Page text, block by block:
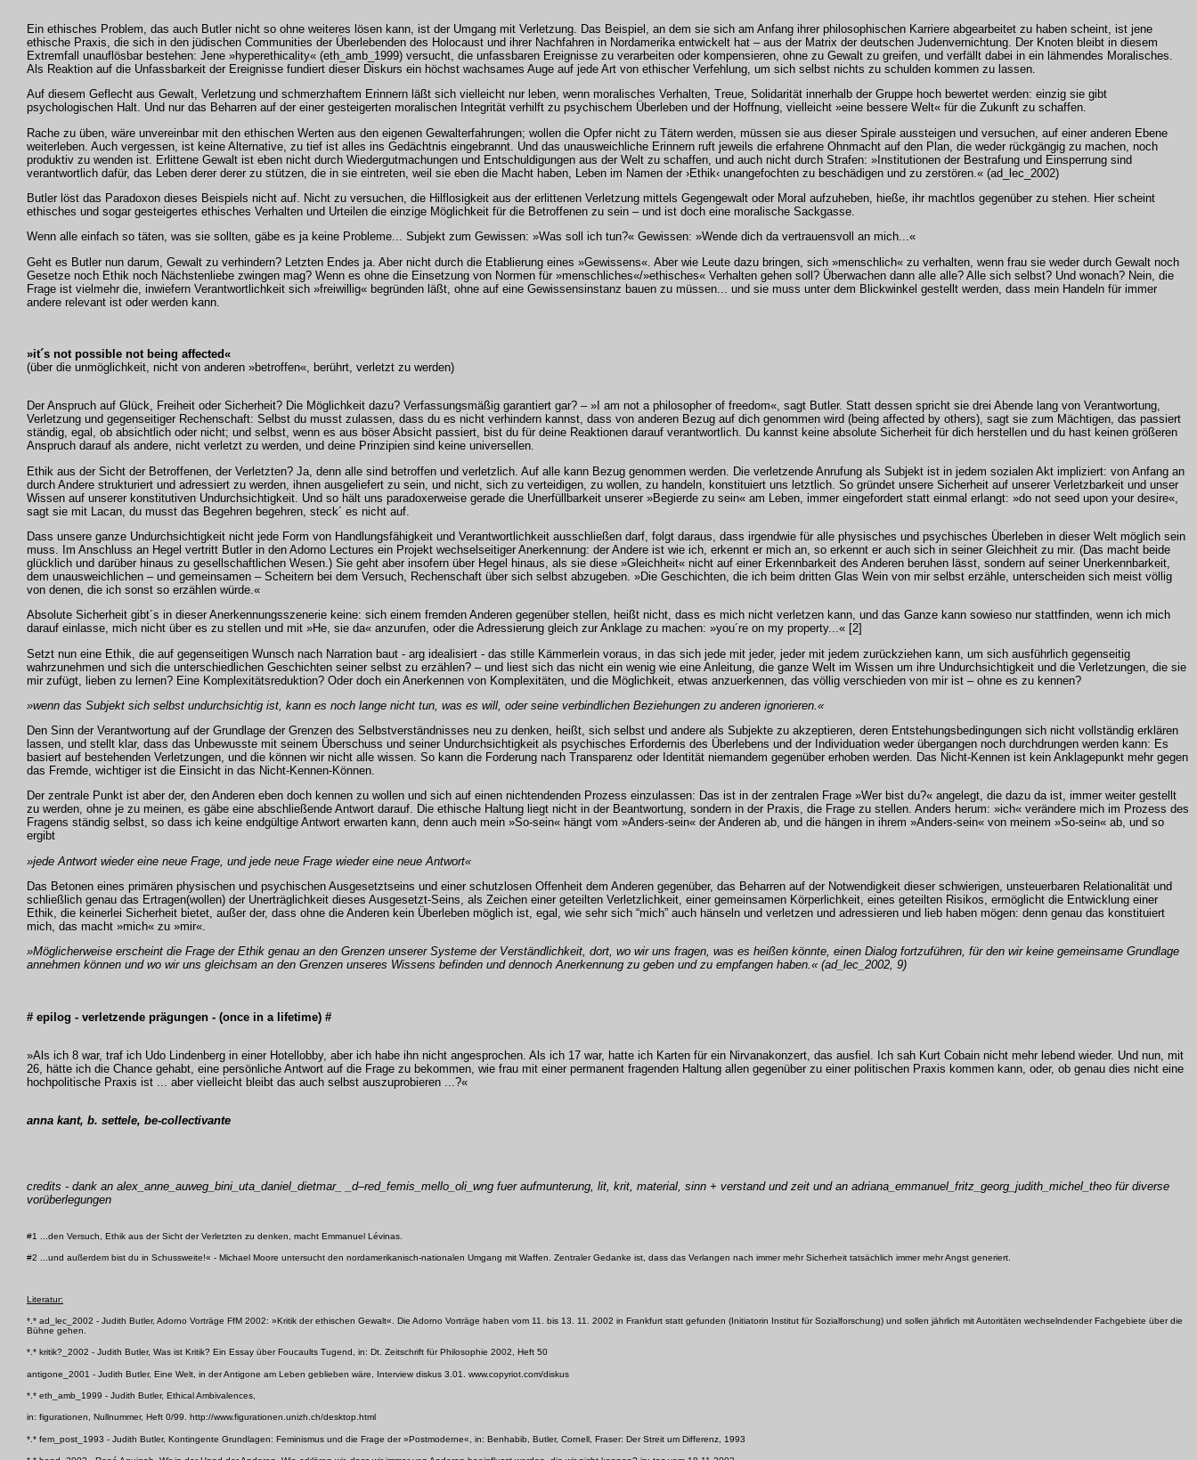
Ein ethisches Problem, das auch Butler nicht so ohne weiteres lösen kann, ist der Umgang mit Verletzung. Das Beispiel, an dem sie sich am Anfang ihrer philosophischen Karriere abgearbeitet zu haben scheint, ist jene
ethische Praxis, die sich in den jüdischen Communities der Überlebenden des Holocaust und ihrer Nachfahren in Nordamerika entwickelt hat – aus der Matrix der deutschen Judenvernichtung. Der Knoten bleibt in diesem
Extremfall unauflösbar bestehen: Jene »hyperethicality« (eth_amb_1999) versucht, die unfassbaren Ereignisse zu verarbeiten oder kompensieren, ohne zu Gewalt zu greifen, und verfällt dabei in ein lähmendes Moralisches.
Als Reaktion auf die Unfassbarkeit der Ereignisse fundiert dieser Diskurs ein höchst wachsames Auge auf jede Art von ethischer Verfehlung, um sich selbst nichts zu schulden kommen zu lassen.
Auf diesem Geflecht aus Gewalt, Verletzung und schmerzhaftem Erinnern läßt sich vielleicht nur leben, wenn moralisches Verhalten, Treue, Solidarität innerhalb der Gruppe hoch bewertet werden: einzig sie gibt
psychologischen Halt. Und nur das Beharren auf der einer gesteigerten moralischen Integrität verhilft zu psychischem Überleben und der Hoffnung, vielleicht »eine bessere Welt« für die Zukunft zu schaffen.
Rache zu üben, wäre unvereinbar mit den ethischen Werten aus den eigenen Gewalterfahrungen; wollen die Opfer nicht zu Tätern werden, müssen sie aus dieser Spirale aussteigen und versuchen, auf einer anderen Ebene
weiterleben. Auch vergessen, ist keine Alternative, zu tief ist alles ins Gedächtnis eingebrannt. Und das unausweichliche Erinnern ruft jeweils die erfahrene Ohnmacht auf den Plan, die weder rückgängig zu machen, noch
produktiv zu wenden ist. Erlittene Gewalt ist eben nicht durch Wiedergutmachungen und Entschuldigungen aus der Welt zu schaffen, und auch nicht durch Strafen: »Institutionen der Bestrafung und Einsperrung sind
verantwortlich dafür, das Leben derer derer zu stützen, die in sie eintreten, weil sie eben die Macht haben, Leben im Namen der ›Ethik‹ unangefochten zu beschädigen und zu zerstören.« (ad_lec_2002)
Butler löst das Paradoxon dieses Beispiels nicht auf. Nicht zu versuchen, die Hilflosigkeit aus der erlittenen Verletzung mittels Gegengewalt oder Moral aufzuheben, hieße, ihr machtlos gegenüber zu stehen. Hier scheint
ethisches und sogar gesteigertes ethisches Verhalten und Urteilen die einzige Möglichkeit für die Betroffenen zu sein – und ist doch eine moralische Sackgasse.
Wenn alle einfach so täten, was sie sollten, gäbe es ja keine Probleme... Subjekt zum Gewissen: »Was soll ich tun?« Gewissen: »Wende dich da vertrauensvoll an mich...«
Geht es Butler nun darum, Gewalt zu verhindern? Letzten Endes ja. Aber nicht durch die Etablierung eines »Gewissens«. Aber wie Leute dazu bringen, sich »menschlich« zu verhalten, wenn frau sie weder durch Gewalt noch
Gesetze noch Ethik noch Nächstenliebe zwingen mag? Wenn es ohne die Einsetzung von Normen für »menschliches«/»ethisches« Verhalten gehen soll? Überwachen dann alle alle? Alle sich selbst? Und wonach? Nein, die
Frage ist vielmehr die, inwiefern Verantwortlichkeit sich »freiwillig« begründen läßt, ohne auf eine Gewissensinstanz bauen zu müssen... und sie muss unter dem Blickwinkel gestellt werden, dass mein Handeln für immer
andere relevant ist oder werden kann.
»it´s not possible not being affected«
(über die unmöglichkeit, nicht von anderen »betroffen«, berührt, verletzt zu werden)
Der Anspruch auf Glück, Freiheit oder Sicherheit? Die Möglichkeit dazu? Verfassungsmäßig garantiert gar? – »I am not a philosopher of freedom«, sagt Butler. Statt dessen spricht sie drei Abende lang von Verantwortung,
Verletzung und gegenseitiger Rechenschaft: Selbst du musst zulassen, dass du es nicht verhindern kannst, dass von anderen Bezug auf dich genommen wird (being affected by others), sagt sie zum Mächtigen, das passiert
ständig, egal, ob absichtlich oder nicht; und selbst, wenn es aus böser Absicht passiert, bist du für deine Reaktionen darauf verantwortlich. Du kannst keine absolute Sicherheit für dich herstellen und du hast keinen größeren
Anspruch darauf als andere, nicht verletzt zu werden, und deine Prinzipien sind keine universellen.
Ethik aus der Sicht der Betroffenen, der Verletzten? Ja, denn alle sind betroffen und verletzlich. Auf alle kann Bezug genommen werden. Die verletzende Anrufung als Subjekt ist in jedem sozialen Akt impliziert: von Anfang an
durch Andere strukturiert und adressiert zu werden, ihnen ausgeliefert zu sein, und nicht, sich zu verteidigen, zu wollen, zu handeln, konstituiert uns letztlich. So gründet unsere Sicherheit auf unserer Verletzbarkeit und unser
Wissen auf unserer konstitutiven Undurchsichtigkeit. Und so hält uns paradoxerweise gerade die Unerfüllbarkeit unserer »Begierde zu sein« am Leben, immer eingefordert statt einmal erlangt: »do not seed upon your desire«,
sagt sie mit Lacan, du musst das Begehren begehren, steck´ es nicht auf.
Dass unsere ganze Undurchsichtigkeit nicht jede Form von Handlungsfähigkeit und Verantwortlichkeit ausschließen darf, folgt daraus, dass irgendwie für alle physisches und psychisches Überleben in dieser Welt möglich sein
muss. Im Anschluss an Hegel vertritt Butler in den Adorno Lectures ein Projekt wechselseitiger Anerkennung: der Andere ist wie ich, erkennt er mich an, so erkennt er auch sich in seiner Gleichheit zu mir. (Das macht beide
glücklich und darüber hinaus zu gesellschaftlichen Wesen.) Sie geht aber insofern über Hegel hinaus, als sie diese »Gleichheit« nicht auf einer Erkennbarkeit des Anderen beruhen lässt, sondern auf seiner Unerkennbarkeit,
dem unausweichlichen – und gemeinsamen – Scheitern bei dem Versuch, Rechenschaft über sich selbst abzugeben. »Die Geschichten, die ich beim dritten Glas Wein von mir selbst erzähle, unterscheiden sich meist völlig
von denen, die ich sonst so erzählen würde.«
Absolute Sicherheit gibt´s in dieser Anerkennungsszenerie keine: sich einem fremden Anderen gegenüber stellen, heißt nicht, dass es mich nicht verletzen kann, und das Ganze kann sowieso nur stattfinden, wenn ich mich
darauf einlasse, mich nicht über es zu stellen und mit »He, sie da« anzurufen, oder die Adressierung gleich zur Anklage zu machen: »you´re on my property...« [2]
Setzt nun eine Ethik, die auf gegenseitigen Wunsch nach Narration baut - arg idealisiert - das stille Kämmerlein voraus, in das sich jede mit jeder, jeder mit jedem zurückziehen kann, um sich ausführlich gegenseitig
wahrzunehmen und sich die unterschiedlichen Geschichten seiner selbst zu erzählen? – und liest sich das nicht ein wenig wie eine Anleitung, die ganze Welt im Wissen um ihre Undurchsichtigkeit und die Verletzungen, die sie
mir zufügt, lieben zu lernen? Eine Komplexitätsreduktion? Oder doch ein Anerkennen von Komplexitäten, und die Möglichkeit, etwas anzuerkennen, das völlig verschieden von mir ist – ohne es zu kennen?
»wenn das Subjekt sich selbst undurchsichtig ist, kann es noch lange nicht tun, was es will, oder seine verbindlichen Beziehungen zu anderen ignorieren.«
Den Sinn der Verantwortung auf der Grundlage der Grenzen des Selbstverständnisses neu zu denken, heißt, sich selbst und andere als Subjekte zu akzeptieren, deren Entstehungsbedingungen sich nicht vollständig erklären
lassen, und stellt klar, dass das Unbewusste mit seinem Überschuss und seiner Undurchsichtigkeit als psychisches Erfordernis des Überlebens und der Individuation weder übergangen noch durchdrungen werden kann: Es
basiert auf bestehenden Verletzungen, und die können wir nicht alle wissen. So kann die Forderung nach Transparenz oder Identität niemandem gegenüber erhoben werden. Das Nicht-Kennen ist kein Anklagepunkt mehr gegen
das Fremde, wichtiger ist die Einsicht in das Nicht-Kennen-Können.
Der zentrale Punkt ist aber der, den Anderen eben doch kennen zu wollen und sich auf einen nichtendenden Prozess einzulassen: Das ist in der zentralen Frage »Wer bist du?« angelegt, die dazu da ist, immer weiter gestellt
zu werden, ohne je zu meinen, es gäbe eine abschließende Antwort darauf. Die ethische Haltung liegt nicht in der Beantwortung, sondern in der Praxis, die Frage zu stellen. Anders herum: »ich« verändere mich im Prozess des
Fragens ständig selbst, so dass ich keine endgültige Antwort erwarten kann, denn auch mein »So-sein« hängt vom »Anders-sein« der Anderen ab, und die hängen in ihrem »Anders-sein« von meinem »So-sein« ab, und so
ergibt
»jede Antwort wieder eine neue Frage, und jede neue Frage wieder eine neue Antwort«
Das Betonen eines primären physischen und psychischen Ausgesetztseins und einer schutzlosen Offenheit dem Anderen gegenüber, das Beharren auf der Notwendigkeit dieser schwierigen, unsteuerbaren Relationalität und
schließlich genau das Ertragen(wollen) der Unerträglichkeit dieses Ausgesetzt-Seins, als Zeichen einer geteilten Verletzlichkeit, einer gemeinsamen Körperlichkeit, eines geteilten Risikos, ermöglicht die Entwicklung einer
Ethik, die keinerlei Sicherheit bietet, außer der, dass ohne die Anderen kein Überleben möglich ist, egal, wie sehr sich “mich” auch hänseln und verletzen und adressieren und lieb haben mögen: denn genau das konstituiert
mich, das macht »mich« zu »mir«.
»Möglicherweise erscheint die Frage der Ethik genau an den Grenzen unserer Systeme der Verständlichkeit, dort, wo wir uns fragen, was es heißen könnte, einen Dialog fortzuführen, für den wir keine gemeinsame Grundlage
annehmen können und wo wir uns gleichsam an den Grenzen unseres Wissens befinden und dennoch Anerkennung zu geben und zu empfangen haben.« (ad_lec_2002, 9)
# epilog - verletzende prägungen - (once in a lifetime) #
»Als ich 8 war, traf ich Udo Lindenberg in einer Hotellobby, aber ich habe ihn nicht angesprochen. Als ich 17 war, hatte ich Karten für ein Nirvanakonzert, das ausfiel. Ich sah Kurt Cobain nicht mehr lebend wieder. Und nun, mit
26, hätte ich die Chance gehabt, eine persönliche Antwort auf die Frage zu bekommen, wie frau mit einer permanent fragenden Haltung allen gegenüber zu einer politischen Praxis kommen kann, oder, ob genau dies nicht eine
hochpolitische Praxis ist ... aber vielleicht bleibt das auch selbst auszuprobieren ...?«
anna kant, b. settele, be-collectivante
credits - dank an alex_anne_auweg_bini_uta_daniel_dietmar_ _d–red_femis_mello_oli_wng fuer aufmunterung, lit, krit, material, sinn + verstand und zeit und an adriana_emmanuel_fritz_georg_judith_michel_theo für diverse
vorüberlegungen
#1 ...den Versuch, Ethik aus der Sicht der Verletzten zu denken, macht Emmanuel Lévinas.
#2 ...und außerdem bist du in Schussweite!« - Michael Moore untersucht den nordamerikanisch-nationalen Umgang mit Waffen. Zentraler Gedanke ist, dass das Verlangen nach immer mehr Sicherheit tatsächlich immer mehr Angst generiert.
Literatur:
*.* ad_lec_2002 - Judith Butler, Adorno Vorträge FfM 2002: »Kritik der ethischen Gewalt«. Die Adorno Vorträge haben vom 11. bis 13. 11. 2002 in Frankfurt statt gefunden (Initiatorin Institut für Sozialforschung) und sollen jährlich mit Autoritäten wechselndender Fachgebiete über die
Bühne gehen.
*.* kritik?_2002 - Judith Butler, Was ist Kritik? Ein Essay über Foucaults Tugend, in: Dt. Zeitschrift für Philosophie 2002, Heft 50
antigone_2001 - Judith Butler, Eine Welt, in der Antigone am Leben geblieben wäre, Interview diskus 3.01. www.copyriot.com/diskus
*.* eth_amb_1999 - Judith Butler, Ethical Ambivalences,
in: figurationen, Nullnummer, Heft 0/99. http://www.figurationen.unizh.ch/desktop.html
*.* fem_post_1993 - Judith Butler, Kontingente Grundlagen: Feminismus und die Frage der »Postmoderne«, in: Benhabib, Butler, Cornell, Fraser: Der Streit um Differenz, 1993